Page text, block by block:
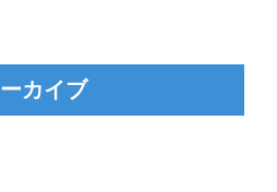
カイブ